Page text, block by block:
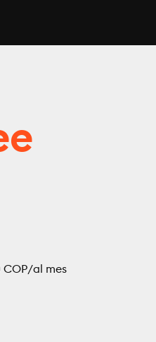
COP/al mes